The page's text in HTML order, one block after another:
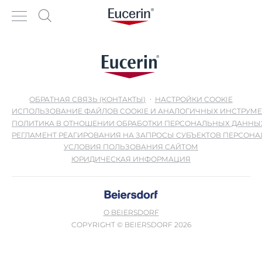
ОБРАТНАЯ СВЯЗЬ (КОНТАКТЫ)
НАСТРОЙКИ COOKIE
ИСПОЛЬЗОВАНИЕ ФАЙЛОВ COOKIE И АНАЛОГИЧНЫХ
ПОЛИТИКА В ОТНОШЕНИИ ОБРАБОТКИ ПЕРСОНАЛЬНЫХ
РЕГЛАМЕНТ РЕАГИРОВАНИЯ НА ЗАПРОСЫ СУБЪЕКТОВ
УСЛОВИЯ ПОЛЬЗОВАНИЯ САЙТОМ
ЮРИДИЧЕСКАЯ ИНФОРМАЦИЯ
О BEIERSDORF
COPYRIGHT © BEIERSDORF 2026